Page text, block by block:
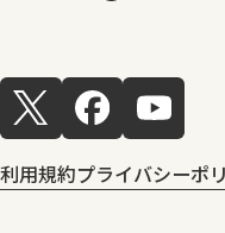
利用規約プライバシーポ